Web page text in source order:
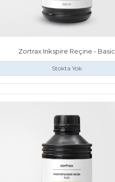
Zortrax Inkspire Reçine - Basic
Stokta Yok